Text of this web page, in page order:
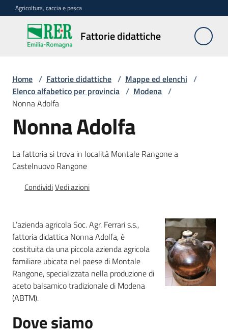
Vai al contenuto
Vai alla navigazione
Vai al footer
Agricoltura, caccia e pesca
Fattorie didattiche
Fattorie
didattiche
Trova
sulla
Menu selezionato
necessari
Corsi
abilitanti
Agricoltura
in
cifre
Home / Fattorie didattiche / Mappe ed elenchi /
Elenco alfabetico per provincia / Modena /
Nonna Adolfa
Nonna Adolfa
La fattoria si trova in località Montale Rangone a
Castelnuovo Rangone
CondividiVedi azioni
L’azienda agricola Soc. Agr. Ferrari s.s.,
fattoria didattica Nonna Adolfa, è
costituita da una piccola azienda agricola
familiare ubicata nel paese di Montale
Rangone, specializzata nella produzione di
aceto balsamico tradizionale di Modena
(ABTM).
Dove siamo